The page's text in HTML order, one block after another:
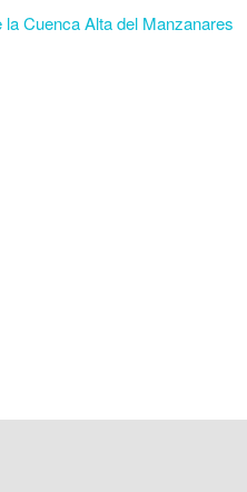
Cuenca Alta del Manzanares